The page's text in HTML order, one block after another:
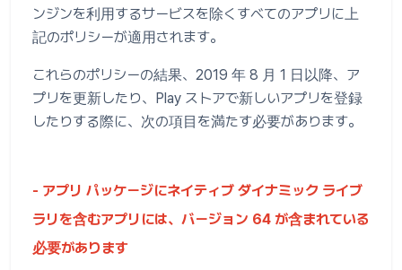
ンジンを利用するサービスを除くすべてのアプリに上
記のポリシーが適用されます。
これらのポリシーの結果、2019 年 8 月 1 日以降、ア
プリを更新したり、Play ストアで新しいアプリを登録
したりする際に、次の項目を満たす必要があります。
- アプリ パッケージにネイティブ ダイナミック ライブ
ラリを含むアプリには、バージョン 64 が含まれている
必要があります